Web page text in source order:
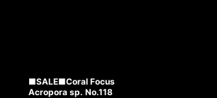
■SALE■Coral Focus
Acropora sp. No.118